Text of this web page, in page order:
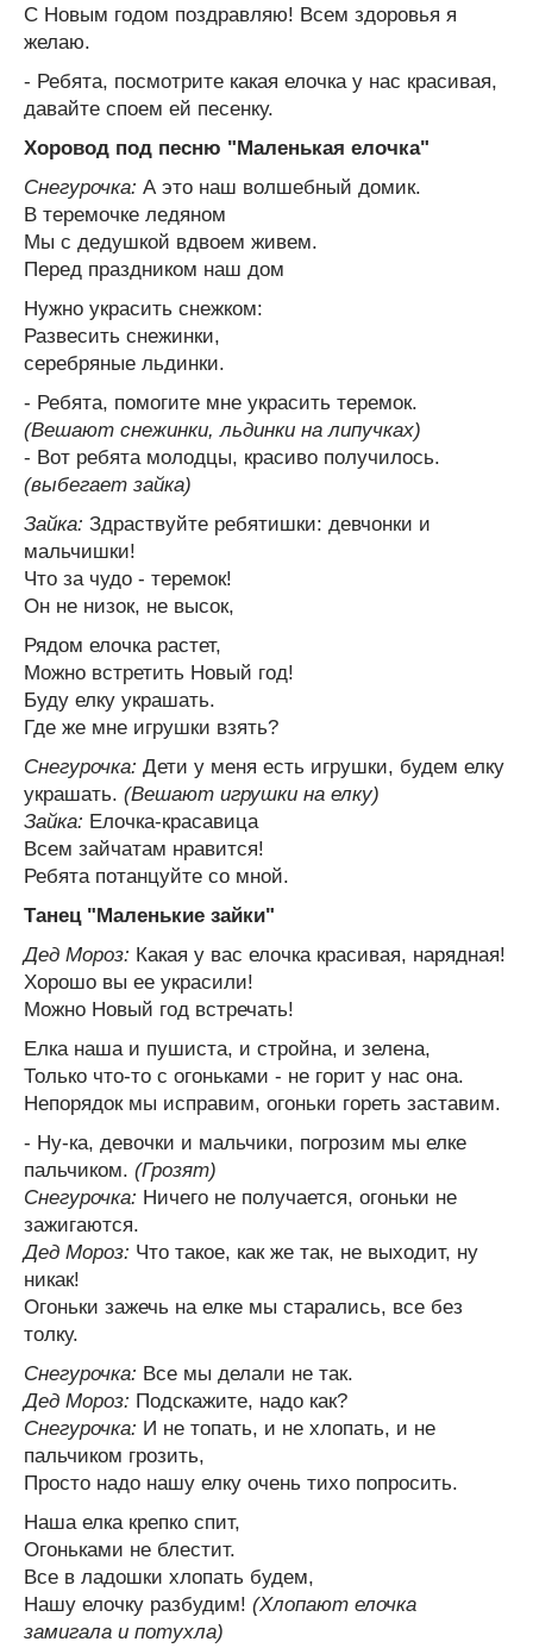
С Новым годом поздравляю! Всем здоровья я
желаю.
- Ребята, посмотрите какая елочка у нас красивая,
давайте споем ей песенку.
Хоровод под песню "Маленькая елочка"
Снегурочка: А это наш волшебный домик.
В теремочке ледяном
Мы с дедушкой вдвоем живем.
Перед праздником наш дом
Нужно украсить снежком:
Развесить снежинки,
серебряные льдинки.
- Ребята, помогите мне украсить теремок.
(Вешают снежинки, льдинки на липучках)
- Вот ребята молодцы, красиво получилось.
(выбегает зайка)
Зайка: Здраствуйте ребятишки: девчонки и
мальчишки!
Что за чудо - теремок!
Он не низок, не высок,
Рядом елочка растет,
Можно встретить Новый год!
Буду елку украшать.
Где же мне игрушки взять?
Снегурочка: Дети у меня есть игрушки, будем елку
украшать. (Вешают игрушки на елку)
Зайка: Елочка-красавица
Всем зайчатам нравится!
Ребята потанцуйте со мной.
Танец "Маленькие зайки"
Дед Мороз: Какая у вас елочка красивая, нарядная!
Хорошо вы ее украсили!
Можно Новый год встречать!
Елка наша и пушиста, и стройна, и зелена,
Только что-то с огоньками - не горит у нас она.
Непорядок мы исправим, огоньки гореть заставим.
- Ну-ка, девочки и мальчики, погрозим мы елке
пальчиком. (Грозят)
Снегурочка: Ничего не получается, огоньки не
зажигаются.
Дед Мороз: Что такое, как же так, не выходит, ну
никак!
Огоньки зажечь на елке мы старались, все без
толку.
Снегурочка: Все мы делали не так.
Дед Мороз: Подскажите, надо как?
Снегурочка: И не топать, и не хлопать, и не
пальчиком грозить,
Просто надо нашу елку очень тихо попросить.
Наша елка крепко спит,
Огоньками не блестит.
Все в ладошки хлопать будем,
Нашу елочку разбудим! (Хлопают елочка
замигала и потухла)